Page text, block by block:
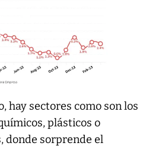
hay sectores como son los
plásticos o
donde sorprende el